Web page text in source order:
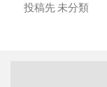
投稿先 未分類